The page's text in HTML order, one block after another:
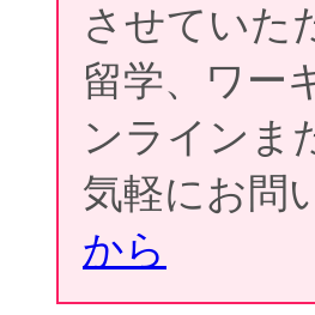
させていた
留学、ワー
ンラインま
気軽にお問
から